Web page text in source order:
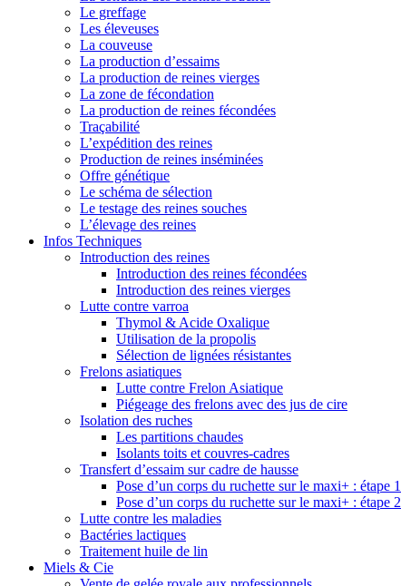
Le greffage
Les éleveuses
La couveuse
La production d’essaims
La production de reines vierges
La zone de fécondation
La production de reines fécondées
Traçabilité
L’expédition des reines
Production de reines inséminées
Offre génétique
Le schéma de sélection
Le testage des reines souches
L’élevage des reines
Infos Techniques
Introduction des reines
Introduction des reines fécondées
Introduction des reines vierges
Lutte contre varroa
Thymol & Acide Oxalique
Utilisation de la propolis
Sélection de lignées résistantes
Frelons asiatiques
Lutte contre Frelon Asiatique
Piégeage des frelons avec des jus de cire
Isolation des ruches
Les partitions chaudes
Isolants toits et couvres-cadres
Transfert d’essaim sur cadre de hausse
Pose d’un corps du ruchette sur le maxi+ : étape 1
Pose d’un corps du ruchette sur le maxi+ : étape 2
Lutte contre les maladies
Bactéries lactiques
Traitement huile de lin
Miels & Cie